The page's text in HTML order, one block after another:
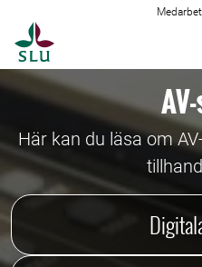
Här kan du läsa om